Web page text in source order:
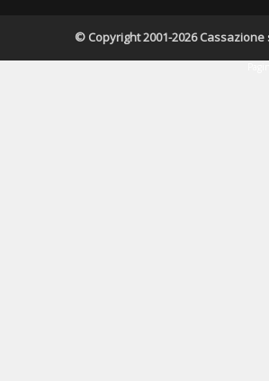
© Copyright 2001-2026 Cassazione